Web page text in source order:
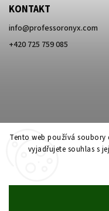
Tento web používá
vyjadřujete souhlas s
KONTAKT
info@professoronyx.com
+420 725 759 085